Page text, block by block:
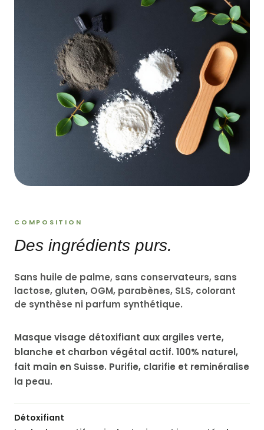
COMPOSITION
Des ingrédients purs.
Sans huile de palme, sans conservateurs, sans
lactose, gluten, OGM, parabènes, SLS, colorant
de synthèse ni parfum synthétique.
Masque visage détoxifiant aux argiles verte,
blanche et charbon végétal actif. 100% naturel,
fait main en Suisse. Purifie, clarifie et reminéralise
la peau.
Détoxifiant